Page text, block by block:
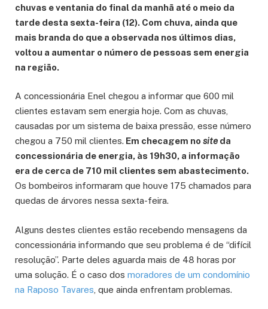
chuvas e ventania do final da manhã até o meio da
tarde desta sexta-feira (12). Com chuva, ainda que
mais branda do que a observada nos últimos dias,
voltou a aumentar o número de pessoas sem energia
na região.
A concessionária Enel chegou a informar que 600 mil
clientes estavam sem energia hoje. Com as chuvas,
causadas por um sistema de baixa pressão, esse número
chegou a 750 mil clientes. Em checagem no site da
concessionária de energia, às 19h30, a informação
era de cerca de 710 mil clientes sem abastecimento.
Os bombeiros informaram que houve 175 chamados para
quedas de árvores nessa sexta-feira.
Alguns destes clientes estão recebendo mensagens da
concessionária informando que seu problema é de “difícil
resolução”. Parte deles aguarda mais de 48 horas por
uma solução. É o caso dos moradores de um condomínio
na Raposo Tavares , que ainda enfrentam problemas.